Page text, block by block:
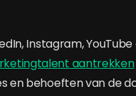
Instagram,
aantrekken
en behoeften van de